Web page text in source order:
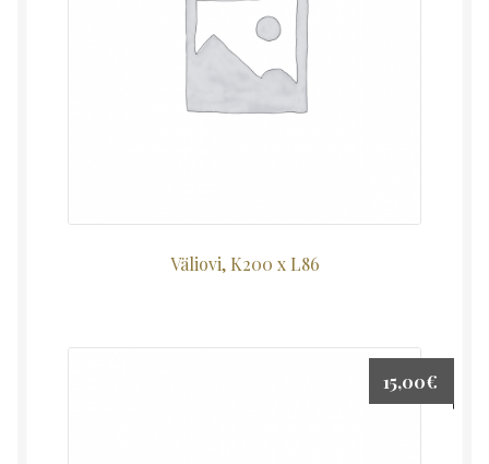
Väliovi, K200 x L86
15,00€